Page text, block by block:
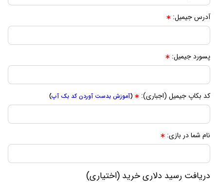
آدرس جیمیل:
پسورد جیمیل:
کد بکاپ جیمیل (اجباری): (آموزش بدست آوردن کد بک آپ)
نام شما در بازی:
دریافت رسید دلاری خرید (اختیاری)